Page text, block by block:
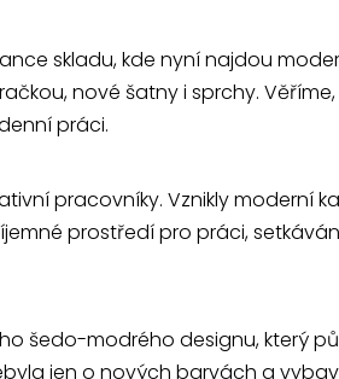
skladu, kde nyní najdou
nové šatny i sprchy.
práci.
pracovníky. Vznikly moderní
prostředí pro práci,
šedo-modrého designu, který
jen o nových barvách a